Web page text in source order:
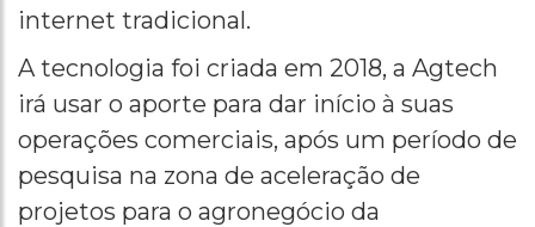
internet tradicional.
A tecnologia foi criada em 2018, a Agtech
irá usar o aporte para dar início à suas
operações comerciais, após um período de
pesquisa na zona de aceleração de
projetos para o agronegócio da